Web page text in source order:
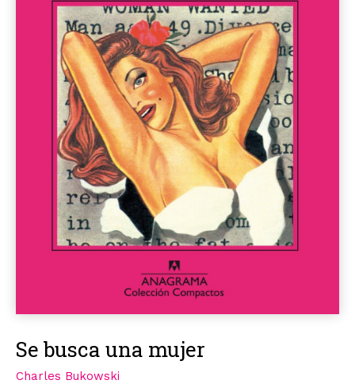
Se busca una mujer
Charles Bukowski